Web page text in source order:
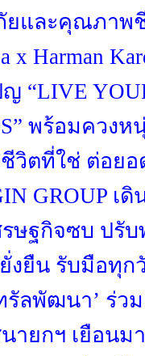
ยและคุณภาพ
x Harman
“LIVE
พร้อมควง
วิตที่ใช่ ต่อย
GROUP เ
ษฐกิจซบ ปรั
งยืน รับมือทุก
รัลพัฒนา’ ร่ว
ายกฯ เยือนม